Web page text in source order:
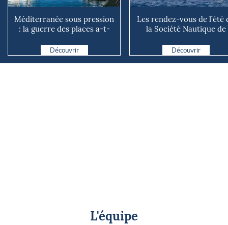
Méditerranée sous pression
: la guerre des places a-t-
Découvrir
Les rendez-vous de l’été
la Société Nautique de
Découvrir
L'équipe